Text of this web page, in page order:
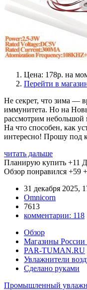
Цена: 178р. на
Перейти в
Не секрет, что зима —
иммунитета. Но на
рассмотрим небольшой
На что способен, как
интересно! Прошу под
читать дальше
Планирую купить +11
Обзор понравился +59
31 декабря 2025,
Omnicorn
7613
комментарии: 118
Обзор
Магазины
PAR-TUMAN.RU
Увлажнители
Сделано руками
Промышленный